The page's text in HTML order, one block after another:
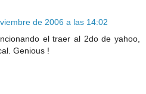
de 2006 a las 14:02
el traer al 2do de yahoo,
Genious !